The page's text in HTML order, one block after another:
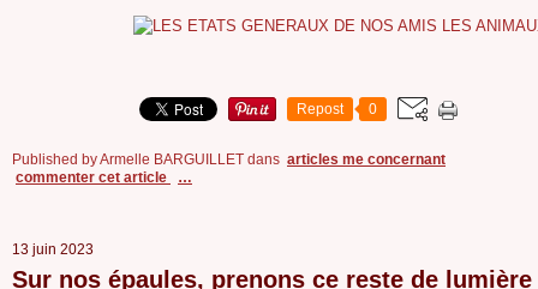
Repost 0
Published by Armelle BARGUILLET dans articles me concernant
commenter cet article
…
13 juin 2023
Sur nos épaules, prenons ce reste de lumière